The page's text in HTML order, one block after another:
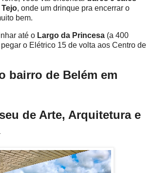
, onde um drinque pra encerrar o
bem.
até o Largo da Princesa (a 400
o Elétrico 15 de volta aos Centro de
bairro de Belém em
de Arte, Arquitetura e